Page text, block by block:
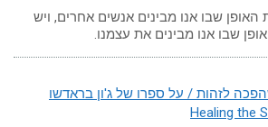
שבו אנו מבינים אנשים אחרים, ויש
שבו אנו מבינים את עצמנו.